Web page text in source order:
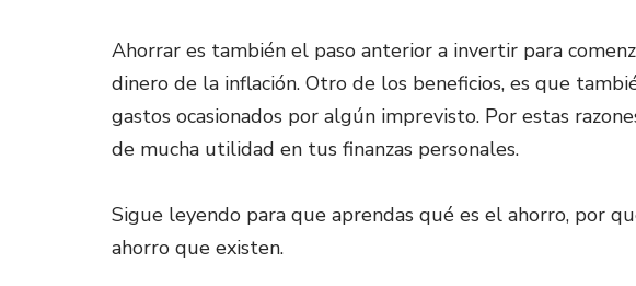
Ahorrar es también el paso anterior a invertir para
dinero de la inflación. Otro de los beneficios, es que
gastos ocasionados por algún imprevisto. Por estas
de mucha utilidad en tus finanzas personales.
Sigue leyendo para que aprendas qué es el ahorro, por
ahorro que existen.